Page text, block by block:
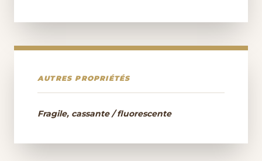
AUTRES PROPRIÉTÉS
Fragile, cassante / fluorescente